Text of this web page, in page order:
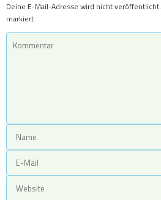
Deine E-Mail-Adresse wird nicht veröffentlicht.
markiert